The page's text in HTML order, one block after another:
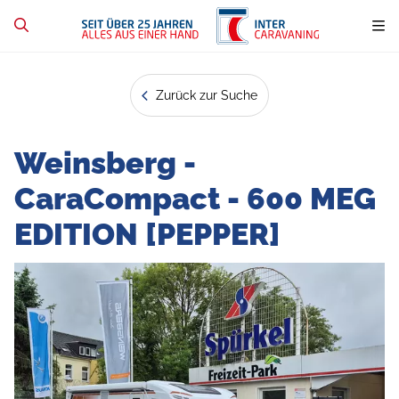
Zurück zur Suche
Weinsberg -
CaraCompact - 600 MEG
EDITION [PEPPER]